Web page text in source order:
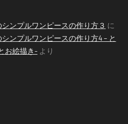
ンプルワンピースの作り方３ に
ンプルワンピースの作り方4 – と
お絵描き-より